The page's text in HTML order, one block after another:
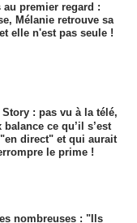
au premier regard :
Mélanie retrouve sa
elle n'est pas seule !
Story : pas vu à la télé,
balance ce qu’il s’est
direct" et qui aurait
le prime !
nombreuses : "Ils